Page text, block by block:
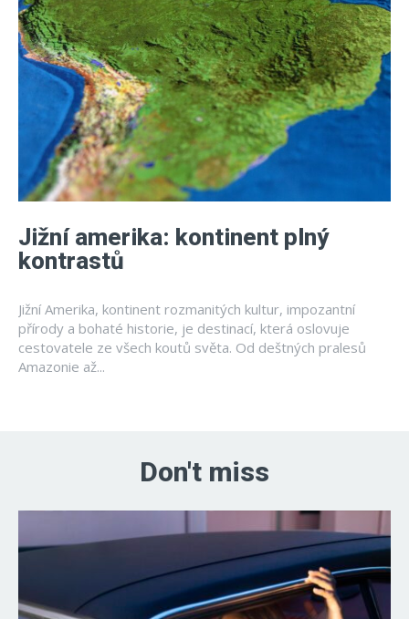
Jižní amerika: kontinent plný
kontrastů
Jižní Amerika, kontinent rozmanitých kultur, impozantní
přírody a bohaté historie, je destinací, která oslovuje
cestovatele ze všech koutů světa. Od deštných pralesů
Amazonie až...
Don't miss